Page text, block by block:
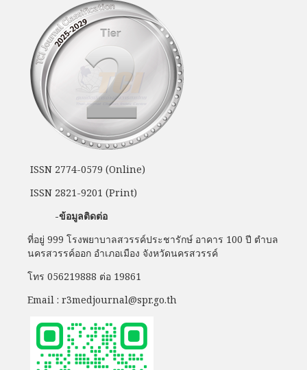
ISSN 2774-0579 (Online)
ISSN 2821-9201 (Print)
-ข้อมูลติดต่อ
ที่อยู่ 999 โรงพยาบาลสวรรค์ประชารักษ์ อาคาร 100 ปี ตำบล
นครสวรรค์ออก อำเภอเมือง จังหวัดนครสวรรค์
โทร 056219888 ต่อ 19861
Email : r3medjournal@spr.go.th